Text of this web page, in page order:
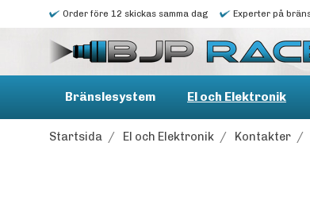
Order före 12 skickas samma dag Experter på
Bränslesystem El och Elektronik
Startsida / El och Elektronik / Kontakter /